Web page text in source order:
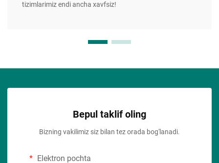
tizimlarimiz endi ancha xavfsiz!
Bepul taklif oling
Bizning vakilimiz siz bilan tez orada bog'lanadi.
Elektron pochta